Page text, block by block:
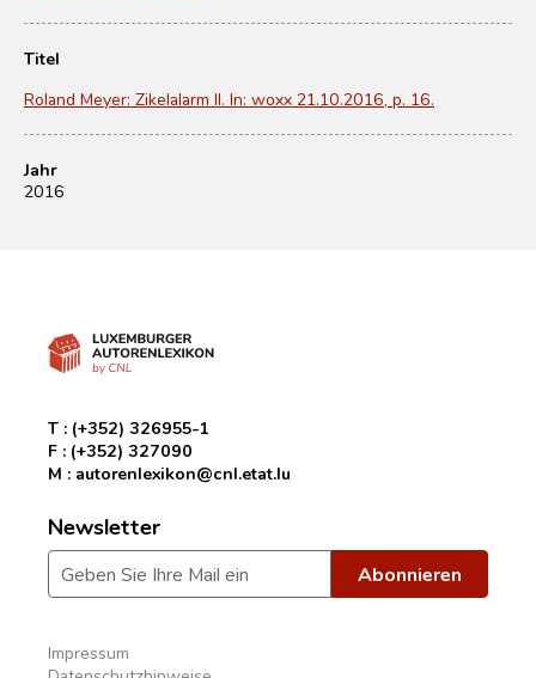
Titel
Roland Meyer: Zikelalarm II. In: woxx 21.10.2016, p. 16.
Jahr
2016
T : (+352) 326955-1
F : (+352) 327090
M : autorenlexikon@cnl.etat.lu
Newsletter
Impressum